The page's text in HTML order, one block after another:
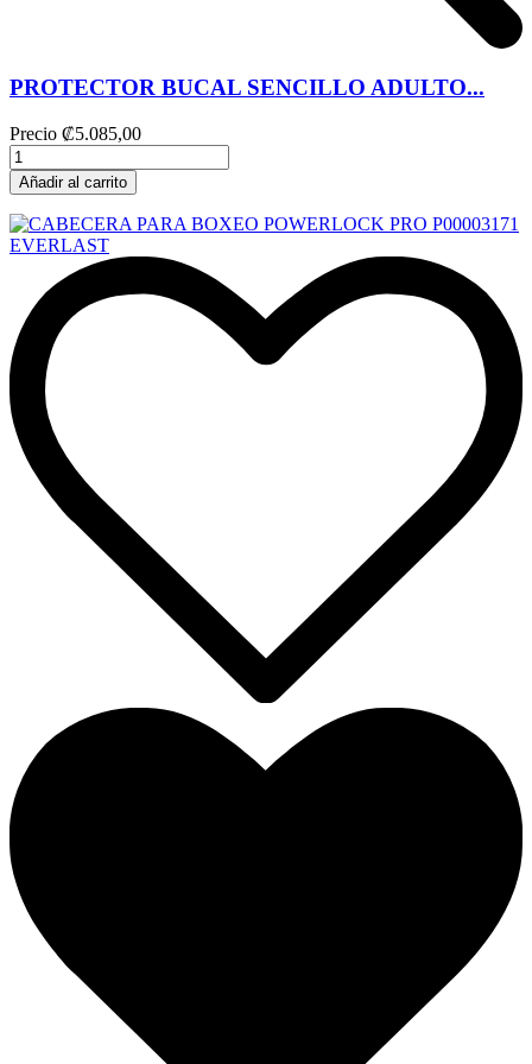
PROTECTOR BUCAL SENCILLO ADULTO...
Precio ₡5.085,00
Añadir al carrito